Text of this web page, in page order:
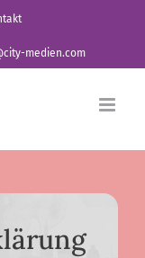
medien.com